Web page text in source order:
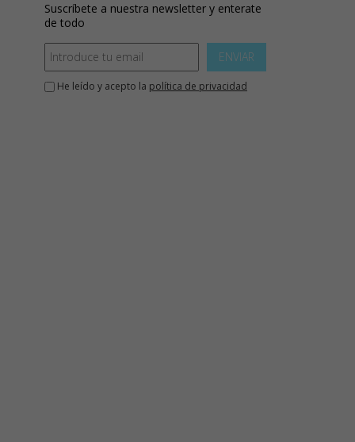
Suscríbete a nuestra newsletter y enterate
de todo
ENVIAR
He leído y acepto la política de privacidad